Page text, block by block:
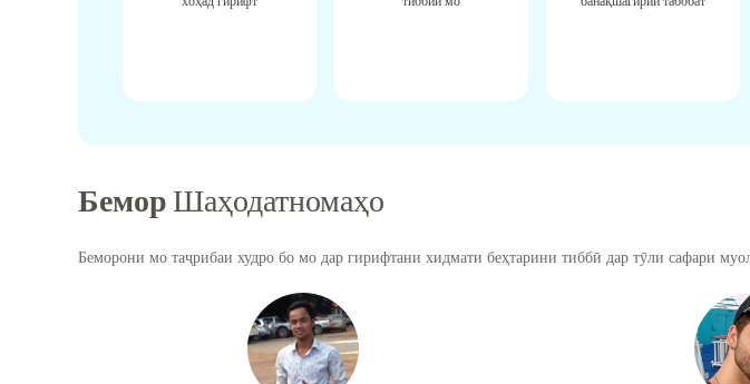
БеморШаҳодатномаҳо
Беморони мо таҷрибаи худро бо мо дар гирифтани хидмати беҳтарини тиббӣ дар тӯли сафари